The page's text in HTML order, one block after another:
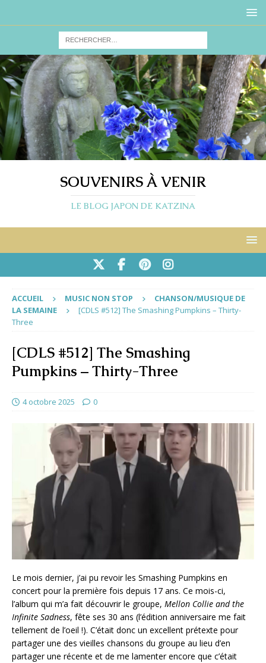
SOUVENIRS À VENIR
LE BLOG JAPON DE KATZINA
ACCUEIL MUSIC NON STOP
CHANSON/MUSIQUE DE
LA SEMAINE
[CDLS #512] The Smashing Pumpkins – Thirty-
Three
[CDLS #512] The Smashing
Pumpkins – Thirty-Three
4 octobre 2025 0
Le mois dernier, j’ai pu revoir les Smashing Pumpkins en
concert pour la première fois depuis 17 ans. Ce mois-ci,
l’album qui m’a fait découvrir le groupe, Mellon Collie and the
Infinite Sadness, fête ses 30 ans (l’édition anniversaire me fait
tellement de l’oeil !). C’était donc un excellent prétexte pour
partager une des vieilles chansons du groupe au lieu d’en
partager une récente et de me lamenter encore que c’était